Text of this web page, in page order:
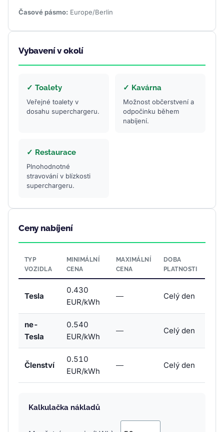
Časové pásmo: Europe/Berlin
Vybavení v okolí
✓ Toalety
Veřejné toalety v
dosahu superchargeru.
✓ Kavárna
Možnost občerstvení a
odpočinku během
nabíjení.
✓ Restaurace
Plnohodnotné
stravování v blízkosti
superchargeru.
Ceny nabíjení
TYP
VOZIDLA
MINIMÁLNÍ
CENA
MAXIMÁLNÍ
CENA
DOBA
PLATNOSTI
Tesla
0.430
EUR/kWh
— Celý den
ne-
Tesla
0.540
EUR/kWh
— Celý den
Členství
0.510
EUR/kWh
— Celý den
Kalkulačka nákladů